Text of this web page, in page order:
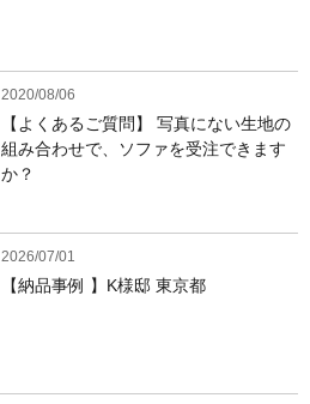
2020/08/06
【よくあるご質問】 写真にない生地の
組み合わせで、ソファを受注できます
か？
2026/07/01
【納品事例 】K様邸 東京都